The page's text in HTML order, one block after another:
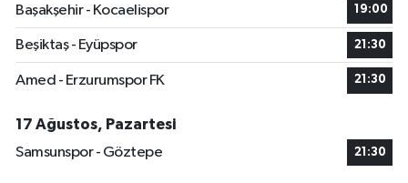
Başakşehir - Kocaelispor
19:00
Beşiktaş - Eyüpspor 21:30
Amed - Erzurumspor FK 21:30
17 Ağustos, Pazartesi
Samsunspor - Göztepe
21:30